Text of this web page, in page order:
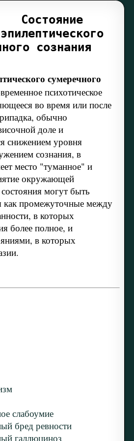
Состояние
эпилептического
сознания
сумеречного
психотическое
во время или после
обычно
доле и
снижением уровня
сознания, в
место "туманное" и
окружающей
могут быть
как промежуточные между
в которых
более полное, и
в которых
слабоумие
бред ревности
галлюциноз